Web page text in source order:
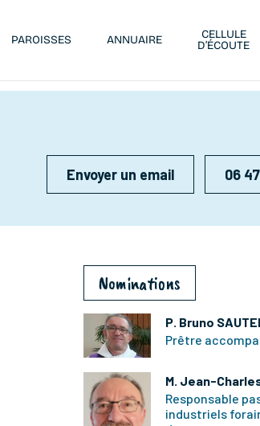
PAROISSES ANNUAIRE
CELLULE
D’ÉCOUTE
Envoyer un email 06
Nominations
P. Bruno
Prêtre
M. Jean-
Responsable
industriels